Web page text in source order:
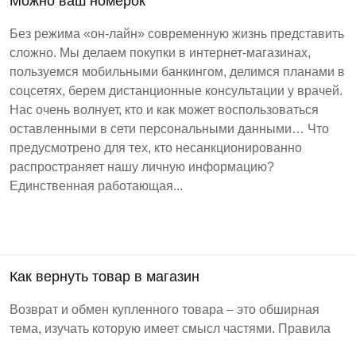
Без режима «он-лайн» современную жизнь представить
сложно. Мы делаем покупки в интернет-магазинах,
пользуемся мобильными банкингом, делимся планами в
соцсетях, берем дистанционные консультации у врачей.
Нас очень волнует, кто и как может воспользоваться
оставленными в сети персональными данными… Что
предусмотрено для тех, кто несанкционированно
распространяет нашу личную информацию?
Единственная работающая...
Как вернуть товар в магазин
Возврат и обмен купленного товара – это обширная
тема, изучать которую имеет смысл частями. Правила